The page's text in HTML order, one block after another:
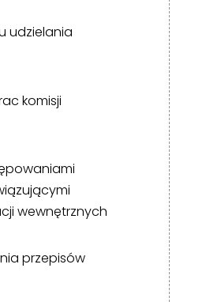
udzielania
komisji
wewnętrznych
przepisów